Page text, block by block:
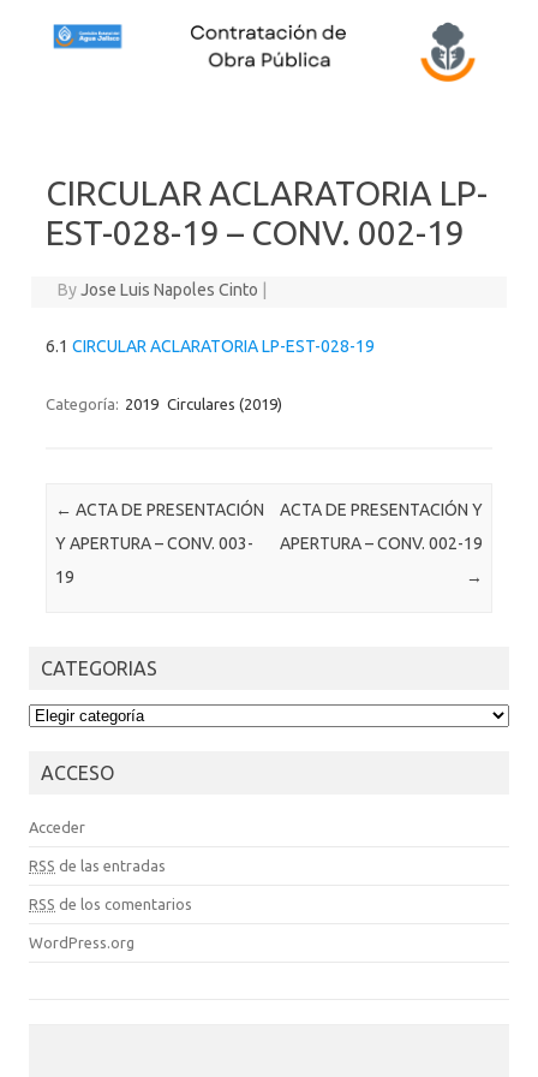
CIRCULAR ACLARATORIA LP-
EST-028-19 – CONV. 002-19
ByJose Luis Napoles Cinto
6.1 CIRCULAR ACLARATORIA LP-EST-028-19
Categoría: 2019 Circulares (2019)
Post navigation
← ACTA DE PRESENTACIÓN
Y APERTURA – CONV. 003-
19
ACTA DE PRESENTACIÓN Y
APERTURA – CONV. 002-19
→
CATEGORIAS
CATEGORIAS
ACCESO
Acceder
RSS de las entradas
RSS de los comentarios
WordPress.org